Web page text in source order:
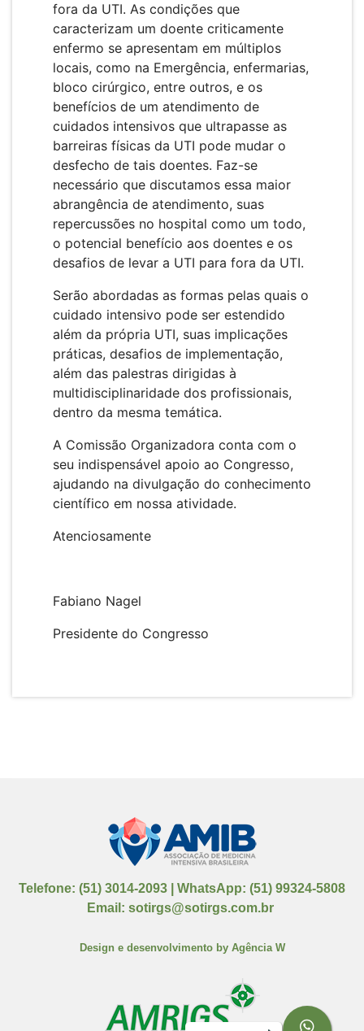
fora da UTI. As condições que
caracterizam um doente criticamente
enfermo se apresentam em múltiplos
locais, como na Emergência, enfermarias,
bloco cirúrgico, entre outros, e os
benefícios de um atendimento de
cuidados intensivos que ultrapasse as
barreiras físicas da UTI pode mudar o
desfecho de tais doentes. Faz-se
necessário que discutamos essa maior
abrangência de atendimento, suas
repercussões no hospital como um todo,
o potencial benefício aos doentes e os
desafios de levar a UTI para fora da UTI.
Serão abordadas as formas pelas quais o
cuidado intensivo pode ser estendido
além da própria UTI, suas implicações
práticas, desafios de implementação,
além das palestras dirigidas à
multidisciplinaridade dos profissionais,
dentro da mesma temática.
A Comissão Organizadora conta com o
seu indispensável apoio ao Congresso,
ajudando na divulgação do conhecimento
científico em nossa atividade.
Atenciosamente
Fabiano Nagel
Presidente do Congresso
Telefone: (51) 3014-2093 | WhatsApp: (51) 99324-5808
Email: sotirgs@sotirgs.com.br
Design e desenvolvimento by Agência W